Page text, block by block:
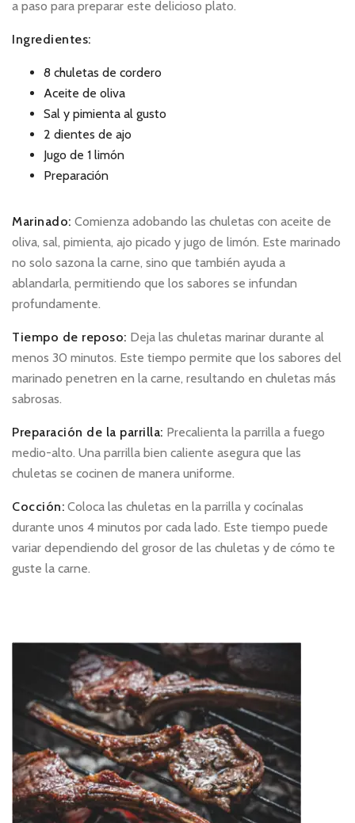
a paso para preparar este delicioso plato.
Ingredientes:
8 chuletas de cordero
Aceite de oliva
Sal y pimienta al gusto
2 dientes de ajo
Jugo de 1 limón
Preparación
Marinado: Comienza adobando las chuletas con aceite de
oliva, sal, pimienta, ajo picado y jugo de limón. Este marinado
no solo sazona la carne, sino que también ayuda a
ablandarla, permitiendo que los sabores se infundan
profundamente.
Tiempo de reposo: Deja las chuletas marinar durante al
menos 30 minutos. Este tiempo permite que los sabores del
marinado penetren en la carne, resultando en chuletas más
sabrosas.
Preparación de la parrilla: Precalienta la parrilla a fuego
medio-alto. Una parrilla bien caliente asegura que las
chuletas se cocinen de manera uniforme.
Cocción: Coloca las chuletas en la parrilla y cocínalas
durante unos 4 minutos por cada lado. Este tiempo puede
variar dependiendo del grosor de las chuletas y de cómo te
guste la carne.